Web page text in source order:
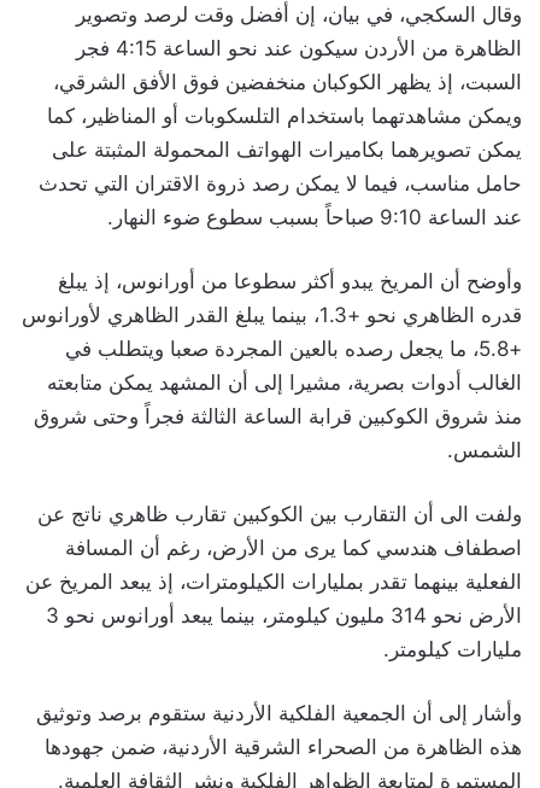
وقال السكجي، في بيان، إن أفضل وقت لرصد وتصوير
الظاهرة من الأردن سيكون عند نحو الساعة 4:15 فجر
السبت، إذ يظهر الكوكبان منخفضين فوق الأفق الشرقي،
ويمكن مشاهدتهما باستخدام التلسكوبات أو المناظير، كما
يمكن تصويرهما بكاميرات الهواتف المحمولة المثبتة على
حامل مناسب، فيما لا يمكن رصد ذروة الاقتران التي تحدث
عند الساعة 9:10 صباحاً بسبب سطوع ضوء النهار.
وأوضح أن المريخ يبدو أكثر سطوعا من أورانوس، إذ يبلغ
قدره الظاهري نحو +1.3، بينما يبلغ القدر الظاهري لأورانوس
+5.8، ما يجعل رصده بالعين المجردة صعبا ويتطلب في
الغالب أدوات بصرية، مشيرا إلى أن المشهد يمكن متابعته
منذ شروق الكوكبين قرابة الساعة الثالثة فجراً وحتى شروق
الشمس.
ولفت الى أن التقارب بين الكوكبين تقارب ظاهري ناتج عن
اصطفاف هندسي كما يرى من الأرض، رغم أن المسافة
الفعلية بينهما تقدر بمليارات الكيلومترات، إذ يبعد المريخ عن
الأرض نحو 314 مليون كيلومتر، بينما يبعد أورانوس نحو 3
مليارات كيلومتر.
وأشار إلى أن الجمعية الفلكية الأردنية ستقوم برصد وتوثيق
هذه الظاهرة من الصحراء الشرقية الأردنية، ضمن جهودها
المستمرة لمتابعة الظواهر الفلكية ونشر الثقافة العلمية.